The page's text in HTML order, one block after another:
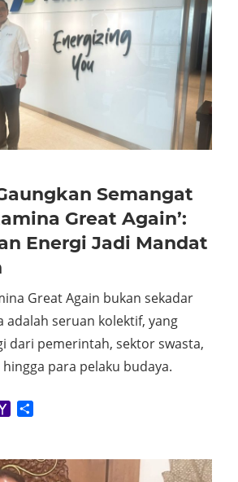
Semangat
Great Again’:
Energi Jadi Mandat
Great Again bukan sekadar
adalah seruan kolektif, yang
dari pemerintah, sektor swasta,
para pelaku budaya.
Yahoo